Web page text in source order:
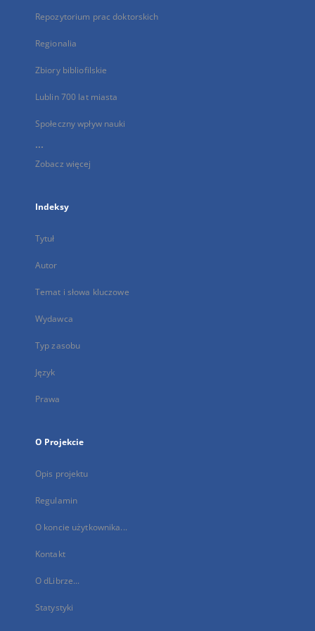
Repozytorium prac doktorskich
Regionalia
Zbiory bibliofilskie
Lublin 700 lat miasta
Społeczny wpływ nauki
...
Zobacz więcej
Indeksy
Tytuł
Autor
Temat i słowa kluczowe
Wydawca
Typ zasobu
Język
Prawa
O Projekcie
Opis projektu
Regulamin
O koncie użytkownika...
Kontakt
O dLibrze...
Statystyki